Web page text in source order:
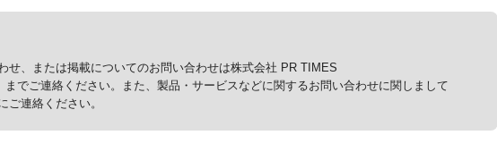
せ、または掲載についてのお問い合わせは株式会社 PR TIMES
までご連絡ください。また、製品・サービスなどに関するお問い合わせに関しまして
ご連絡ください。